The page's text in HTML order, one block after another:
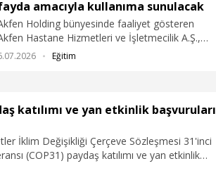
amacıyla kullanıma sunulacak
Holding bünyesinde faaliyet gösteren
Hastane Hizmetleri ve İşletmecilik A.Ş.,
İl Özel İdaresi ile hayata geçirdiği iş
modelini Isparta'da uygulamaya aldı.
bin adet monitör, başta dezavantajlı köy ve
olmak üzere ihtiyaç duyulan kurum ve
alanların kullanımına sunulacak.
Eğitim
katılımı ve yan etkinlik başvuruları
İklim Değişikliği Çerçeve Sözleşmesi 31'inci
(COP31) paydaş katılımı ve yan etkinlik